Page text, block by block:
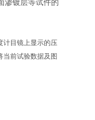
渗镀层等试件的
计目镜上显示的压
前试验数据及图